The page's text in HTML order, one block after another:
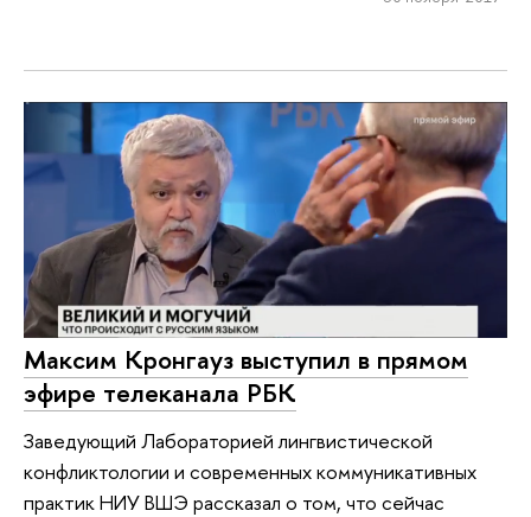
Максим Кронгауз выступил в прямом
эфире телеканала РБК
Заведующий Лабораторией лингвистической
конфликтологии и современных коммуникативных
практик НИУ ВШЭ рассказал о том, что сейчас